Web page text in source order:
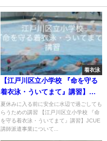
着衣泳
【江戸川区立小学校 『命を守る
着衣泳・ういてまて』講習】
JCUE 講師派遣事業についてのお
知らせ
夏休みに入る前に安全に水辺で過ごしても
らうための講習 【江戸川区立小学校 『命
を守る着衣泳・ういてまて』講習】JCUE
講師派遣事業について...